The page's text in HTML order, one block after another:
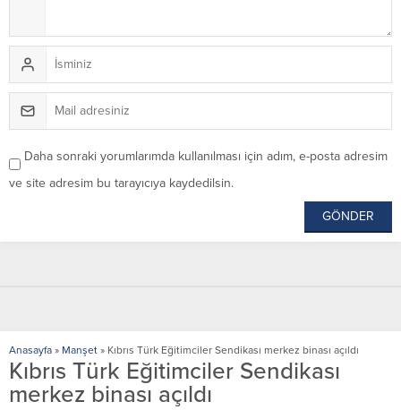
Daha sonraki yorumlarımda kullanılması için adım, e-posta adresim
ve site adresim bu tarayıcıya kaydedilsin.
Anasayfa » Manşet » Kıbrıs Türk Eğitimciler Sendikası merkez binası açıldı
Kıbrıs Türk Eğitimciler Sendikası
merkez binası açıldı